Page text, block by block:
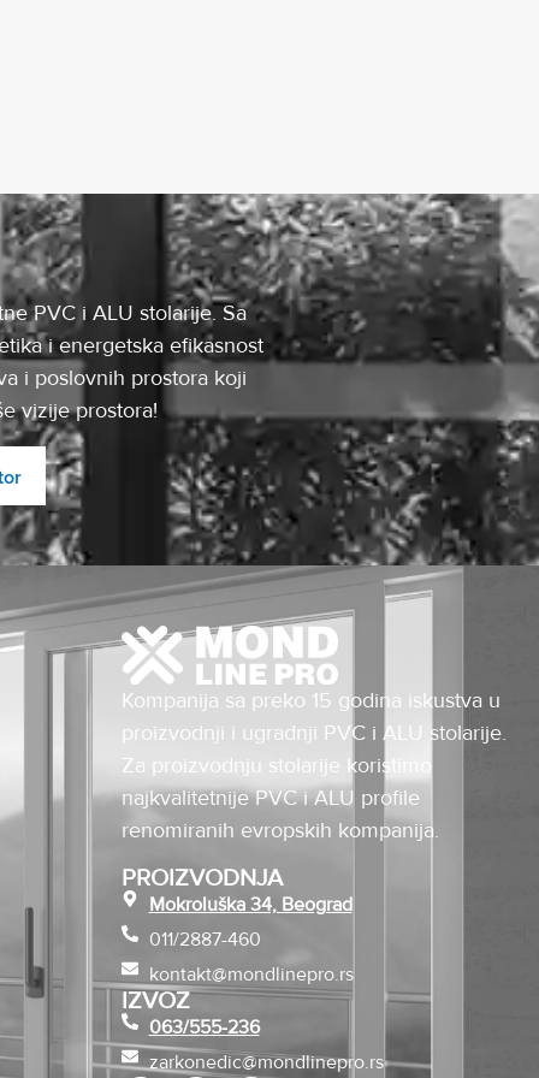
PVC i ALU stolarije. Sa
i energetska efikasnost
i poslovnih prostora koji
vizije prostora!
Kompanija sa preko 15 godina iskustva u
proizvodnji i ugradnji PVC i ALU stolarije.
Za proizvodnju stolarije koristimo
najkvalitetnije PVC i ALU profile
renomiranih evropskih kompanija.
PROIZVODNJA
Mokroluška 34, Beograd
011/2887-460
kontakt@mondlinepro.rs
IZVOZ
063/555-236
zarkonedic@mondlinepro.rs